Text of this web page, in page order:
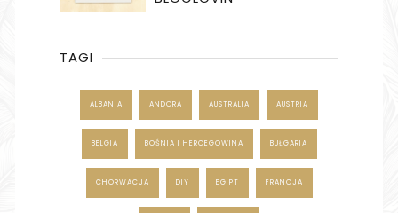
TAGI
ALBANIA ANDORA AUSTRALIA AUSTRIA
BELGIA BOŚNIA I HERCEGOWINA BUŁGARIA
CHORWACJA DIY EGIPT FRANCJA